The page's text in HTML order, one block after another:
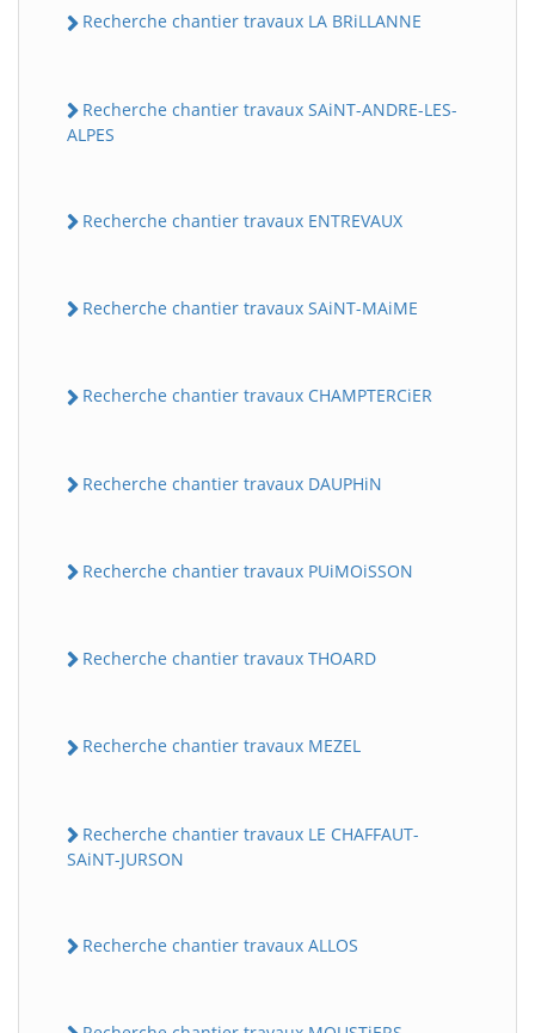
Recherche chantier travaux LA BRiLLANNE
Recherche chantier travaux SAiNT-ANDRE-LES-
ALPES
Recherche chantier travaux ENTREVAUX
Recherche chantier travaux SAiNT-MAiME
Recherche chantier travaux CHAMPTERCiER
Recherche chantier travaux DAUPHiN
Recherche chantier travaux PUiMOiSSON
Recherche chantier travaux THOARD
Recherche chantier travaux MEZEL
Recherche chantier travaux LE CHAFFAUT-
SAiNT-JURSON
Recherche chantier travaux ALLOS